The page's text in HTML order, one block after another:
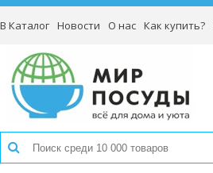
В Каталог Новости О нас Как купить?